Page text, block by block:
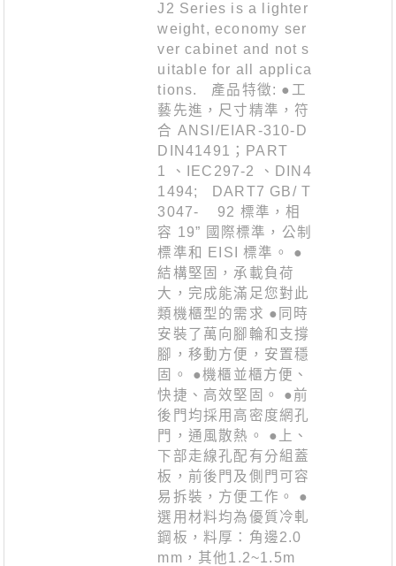
J2 Series is a lighter
weight, economy ser
ver cabinet and not s
uitable for all applica
tions. 產品特徵: ●工
藝先進，尺寸精準，符
合 ANSI/EIAR-310-D
DIN41491；PART
1 、IEC297-2 、DIN4
1494; DART7 GB/ T
3047- 92 標準，相
容 19” 國際標準，公制
標準和 EISI 標準。 ●
結構堅固，承載負荷
大，完成能滿足您對此
類機櫃型的需求 ●同時
安裝了萬向腳輪和支撐
腳，移動方便，安置穩
固。 ●機櫃並櫃方便、
快捷、高效堅固。 ●前
後門均採用高密度網孔
門，通風散熱。 ●上、
下部走線孔配有分組蓋
板，前後門及側門可容
易拆裝，方便工作。 ●
選用材料均為優質冷軋
鋼板，料厚：角邊2.0
mm，其他1.2~1.5m